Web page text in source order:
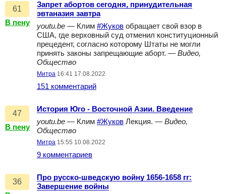
61
В пену
Запрет абортов сегодня, принудительная
эвтаназия завтра
youtu.be — Клим #Жуков обращает свой взор в
США, где верховный суд отменил конституционный
прецедент, согласно которому Штаты не могли
принять законы запрещающие аборт. — Видео,
Общество
Митра 16:41 17.08.2022
151 комментарий
47
В пену
История Юго - Восточной Азии. Введение
youtu.be — Клим #Жуков Лекция. — Видео,
Общество
Митра 15:55 10.08.2022
9 комментариев
36
Про русско-шведскую войну 1656-1658 гг:
Завершение войны